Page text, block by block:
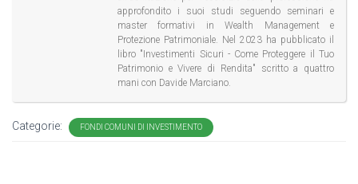
approfondito i suoi studi seguendo seminari e
master formativi in Wealth Management e
Protezione Patrimoniale. Nel 2023 ha pubblicato il
libro "Investimenti Sicuri - Come Proteggere il Tuo
Patrimonio e Vivere di Rendita" scritto a quattro
mani con Davide Marciano.
Categorie: FONDI COMUNI DI INVESTIMENTO